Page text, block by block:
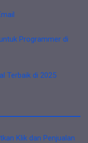
Programmer di
Terbaik di 2025
Klik dan Penjualan